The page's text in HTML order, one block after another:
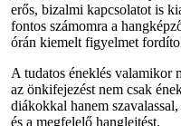
erős, bizalmi kapcsolatot is
fontos számomra a
órán kiemelt figyelmet
A tudatos éneklés valamikor
az önkifejezést nem csak
diákokkal hanem
és a megfelelő hanglejtést.